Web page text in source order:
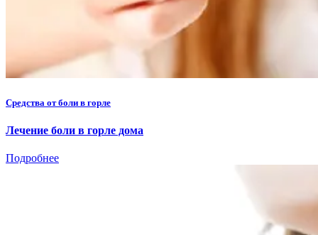
Средства от боли в горле
Лечение боли в горле дома
Подробнее